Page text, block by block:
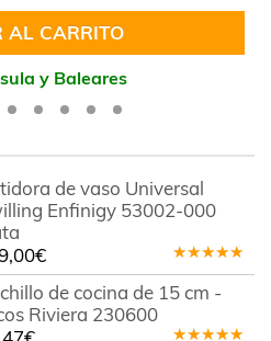
AL CARRITO
y Baleares
de vaso Universal
Enfinigy 53002-000
Valorado
en5.00
5
€
de cocina de 15 cm -
Riviera 230600